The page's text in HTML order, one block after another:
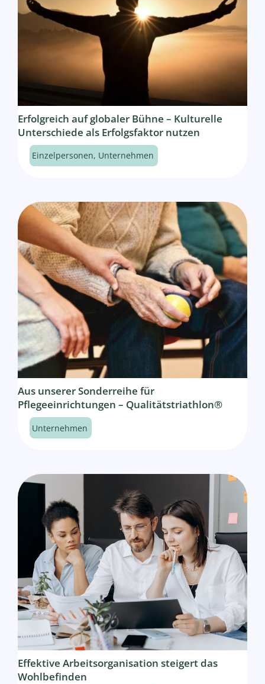
Erfolgreich auf globaler Bühne – Kulturelle
Unterschiede als Erfolgsfaktor nutzen
Einzelpersonen, Unternehmen
Aus unserer Sonderreihe für
Pflegeeinrichtungen – Qualitätstriathlon®
Unternehmen
Effektive Arbeitsorganisation steigert das
Wohlbefinden